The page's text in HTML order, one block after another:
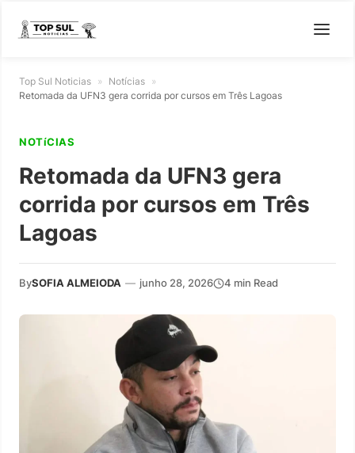
Top Sul Noticias » Notícias »
Retomada da UFN3 gera corrida por cursos em Três Lagoas
NOTíCIAS
Retomada da UFN3 gera
corrida por cursos em Três
Lagoas
BySOFIA ALMEIODA — junho 28, 2026 4 min Read